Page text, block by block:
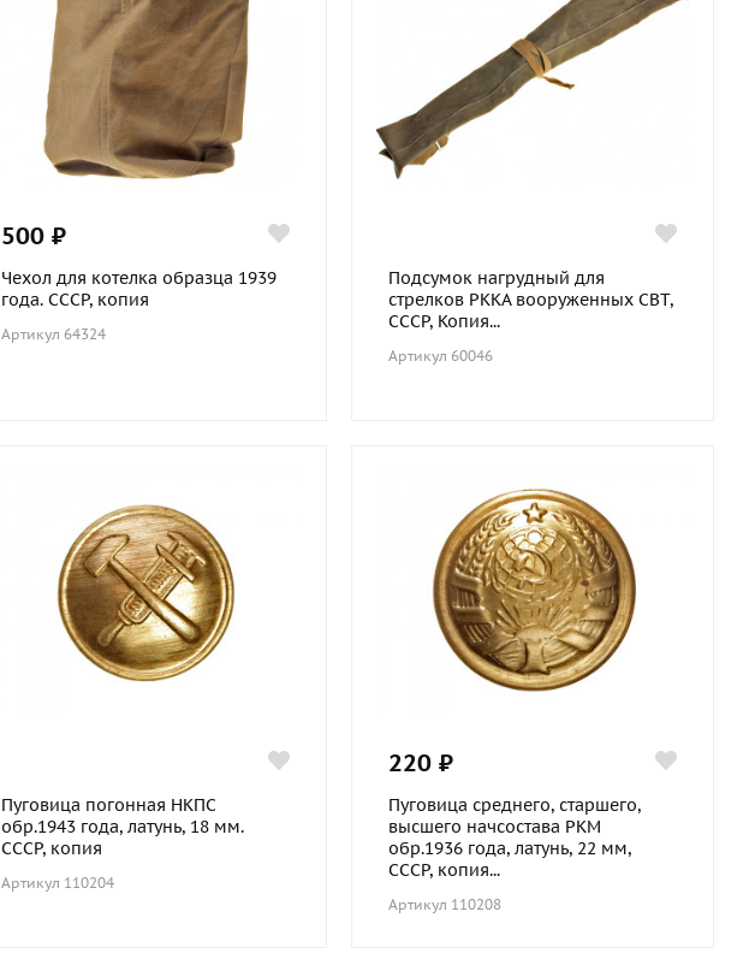
500 ₽
Чехол для котелка образца 1939
года. СССР, копия
Артикул 64324
Подсумок нагрудный для
стрелков РККА вооруженных СВТ,
СССР, Копия...
Артикул 60046
Пуговица погонная НКПС
обр.1943 года, латунь, 18 мм.
СССР, копия
Артикул 110204
220 ₽
Пуговица среднего, старшего,
высшего начсостава РКМ
обр.1936 года, латунь, 22 мм,
СССР, копия...
Артикул 110208